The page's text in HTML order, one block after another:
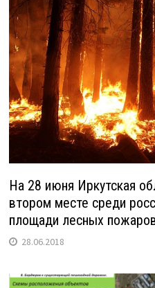
На 28 июня Иркутская
втором месте среди
площади лесных
28.06.2018